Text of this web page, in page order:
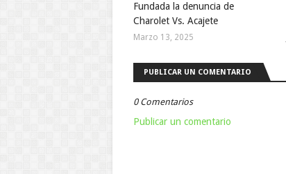
Fundada la denuncia de
Charolet Vs. Acajete
Marzo 13, 2025
PUBLICAR UN COMENTARIO
0 Comentarios
Publicar un comentario